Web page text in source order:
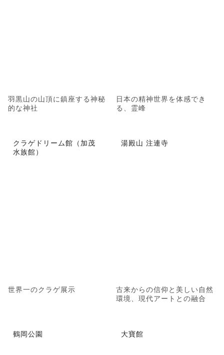
羽黒山の山頂に鎮座する神秘
的な神社
日本の精神世界を体感でき
る、霊峰
クラゲドリーム館（加茂
水族館）
世界一のクラゲ展示
湯殿山 注連寺
古来からの信仰と美しい自然
環境、現代アートとの融合
鶴岡公園 大寶館